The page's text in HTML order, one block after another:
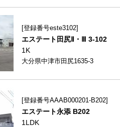
登録番号este3102
エステート田尻Ⅱ・Ⅲ 3-102
1K
大分県中津市田尻1635-3
登録番号AAAB000201-B202
エステート永添 B202
1LDK